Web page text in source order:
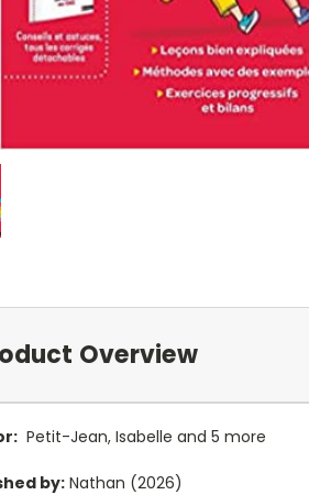
Overview
Petit-Jean, Isabelle and 5 more
by: Nathan (2026)